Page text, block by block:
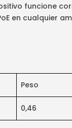
funcione
en cualquier
Peso
0,46